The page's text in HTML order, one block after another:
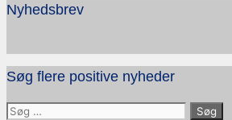
Nyhedsbrev
Søg flere positive nyheder
Søg